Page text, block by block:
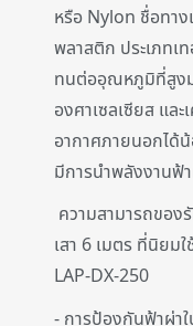
หรือ Nylon ชื่อทา
พลาสติก ประเภท
ทนต่ออุณหภูมิที่สูง
องศาเซลเซียส แล
อากาศภายนอกได้
มีการนำพลังงานฟ้
ความสามารถขอ
เสา 6 เมตร ที่นิยม
LAP-DX-250
- การป้องกันฟ้าผ่า